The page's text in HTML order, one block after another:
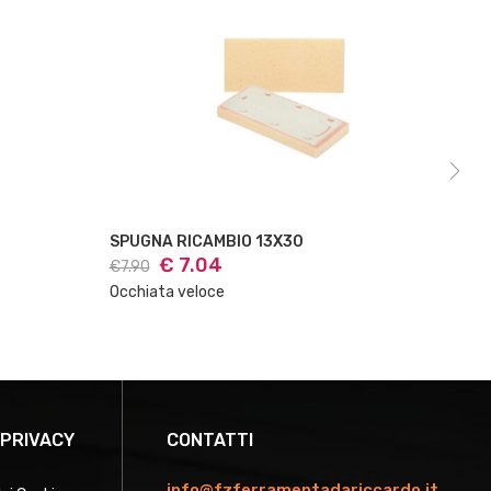
SPUGNA RICAMBIO 17X34
€11.71
€ 10.42
Occhiata veloce
CONTATTI